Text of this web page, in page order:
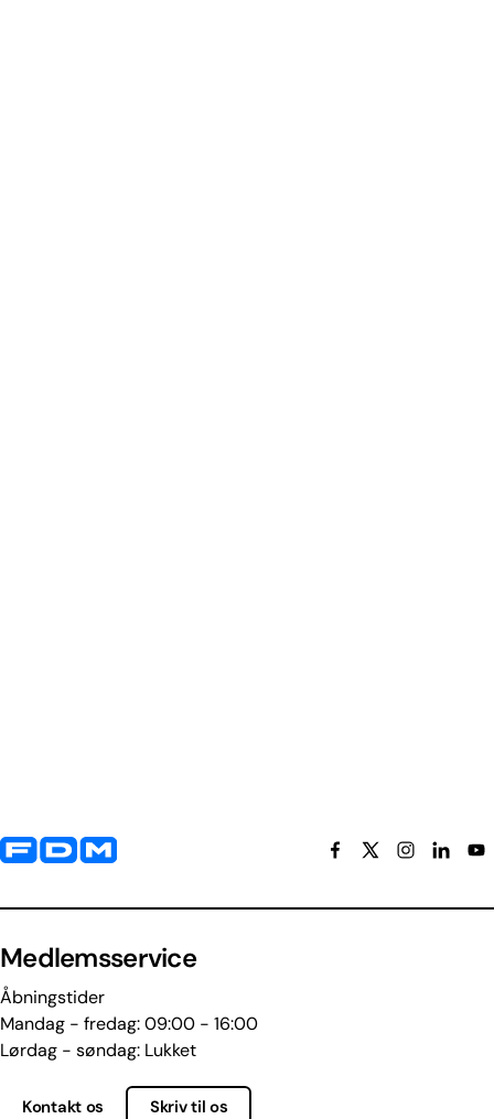
Yderligere information og kontaktoplysninger
Medlemsservice
Åbningstider
Mandag - fredag: 09:00 - 16:00
Lørdag - søndag: Lukket
Kontakt os Skriv til os